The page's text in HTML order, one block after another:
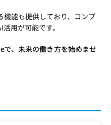
機能も提供しており、コンプ
用が可能です。
、未来の働き方を始めませ